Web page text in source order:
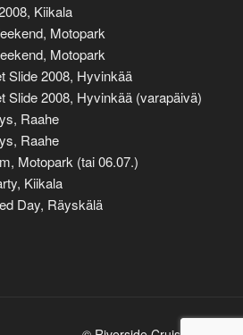
Kiikala
Motopark
Motopark
Slide 2008, Hyvinkää
Slide 2008, Hyvinkää (varapäivä)
Raahe
Raahe
Motopark (tai 06.07.)
Kiikala
Day, Räyskälä